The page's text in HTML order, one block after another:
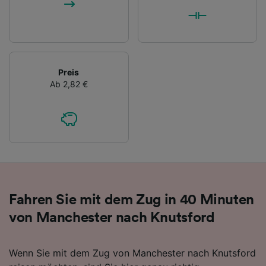
Preis
Ab 2,82 €
Fahren Sie mit dem Zug in 40 Minuten
von Manchester nach Knutsford
Wenn Sie mit dem Zug von Manchester nach Knutsford